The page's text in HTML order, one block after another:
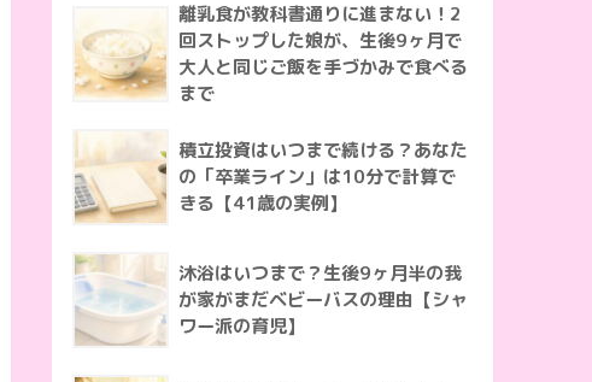
離乳食が教科書通りに進まない！2
回ストップした娘が、生後9ヶ月で
大人と同じご飯を手づかみで食べる
まで
積立投資はいつまで続ける？あなた
の「卒業ライン」は10分で計算で
きる【41歳の実例】
沐浴はいつまで？生後9ヶ月半の我
が家がまだベビーバスの理由【シャ
ワー派の育児】